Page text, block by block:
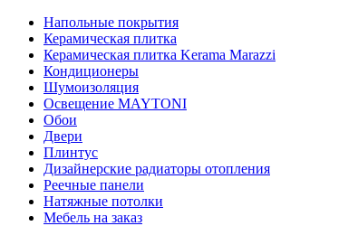
Напольные покрытия
Керамическая плитка
Керамическая плитка Kerama Marazzi
Кондиционеры
Шумоизоляция
Освещение MAYTONI
Обои
Двери
Плинтус
Дизайнерские радиаторы отопления
Реечные панели
Натяжные потолки
Мебель на заказ